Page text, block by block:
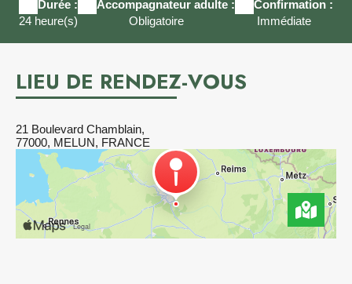
Durée :
24 heure(s)
Accompagnateur adulte :
Obligatoire
Confirmation :
Immédiate
LIEU DE RENDEZ-VOUS
21 Boulevard Chamblain,
77000, MELUN, FRANCE